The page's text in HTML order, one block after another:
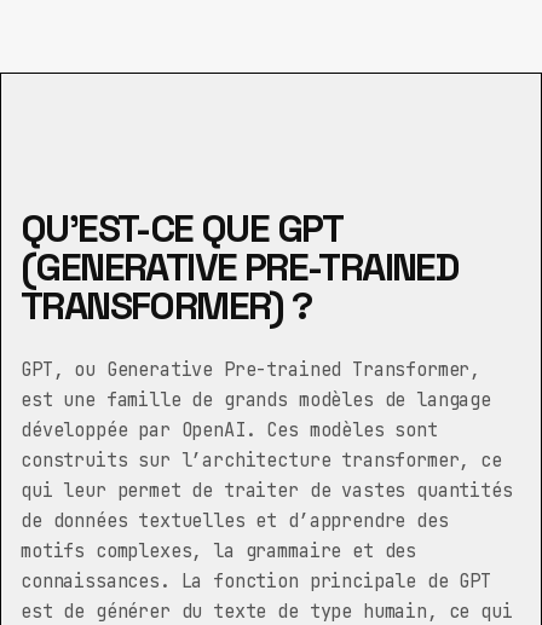
QU’EST-CE QUE GPT
(GENERATIVE PRE-TRAINED
TRANSFORMER) ?
GPT, ou Generative Pre-trained Transformer,
est une famille de grands modèles de langage
développée par OpenAI. Ces modèles sont
construits sur l’architecture transformer, ce
qui leur permet de traiter de vastes quantités
de données textuelles et d’apprendre des
motifs complexes, la grammaire et des
connaissances. La fonction principale de GPT
est de générer du texte de type humain, ce qui